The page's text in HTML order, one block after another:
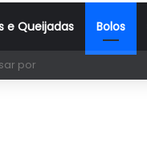
e Queijadas Bolos